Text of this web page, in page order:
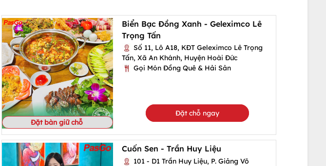
Đặt bàn giữ chỗ
Biển Bạc Đồng Xanh - Geleximco Lê
Trọng Tấn
Số 11, Lô A18, KĐT Geleximco Lê Trọng
Tấn, Xã An Khánh, Huyện Hoài Đức
Gọi Món Đồng Quê & Hải Sản
Đặt chỗ ngay
Cuốn Sen - Trần Huy Liệu
101 - D1 Trần Huy Liệu, P. Giảng Võ